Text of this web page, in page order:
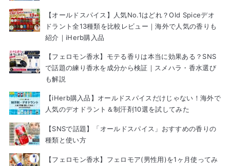
【オールドスパイス】人気No.1はどれ？Old Spiceデオ
ドラント全13種類を比較レビュー｜海外で人気の香りも
紹介｜iHerb購入品
【フェロモン香水】モテる香りは本当に効果ある？SNS
で話題の練り香水を成分から検証｜スメハラ・香水選び
も解説
【iHerb購入品】オールドスパイスだけじゃない！海外で
人気のデオドラント＆制汗剤10選を試してみた
【SNSで話題】「オールドスパイス」おすすめの香りの
種類と使い方
【フェロモン香水】フェロモア(男性用)を1ヶ月使ってみ